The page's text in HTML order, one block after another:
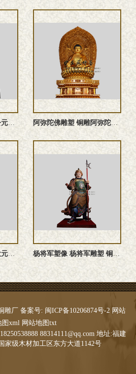
阿弥陀佛雕塑 铜雕阿弥陀佛塑像
四大元帅塑像 铜雕四大元帅 四大元帅神像 四大元帅雕塑 杨将军塑像 杨将军雕塑 铜雕杨将军塑像 杨将军神像
雕厂 备案号: 闽ICP备10206874号-2 网站
图xml 网站地图txt
88314111@qq.com 地址:福建
家级木材加工区东方大道1142号